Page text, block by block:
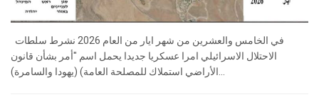
الاحتلال الاسرائيلي امرا عسكريا جديدا يحمل اسم "أمر بشأن قانون
الأراضي استملاك للمصلحة العامة) (يهودا والسامرة)...